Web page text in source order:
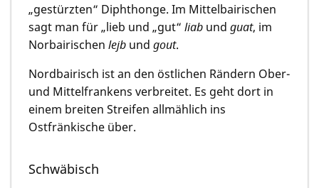
„gestürzten“ Diphthonge. Im Mittelbairischen
sagt man für „lieb und „gut“ liab und guat, im
Norbairischen lejb und gout.
Nordbairisch ist an den östlichen Rändern Ober-
und Mittelfrankens verbreitet. Es geht dort in
einem breiten Streifen allmählich ins
Ostfränkische über.
Schwäbisch